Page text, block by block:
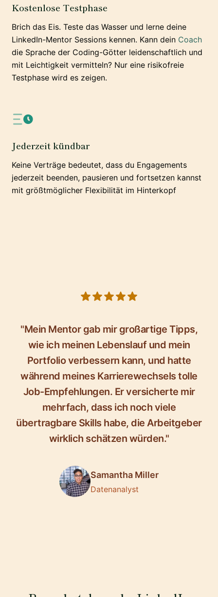
Kostenlose Testphase
Brich das Eis. Teste das Wasser und lerne deine
LinkedIn-Mentor Sessions kennen. Kann dein Coach
die Sprache der Coding-Götter leidenschaftlich und
mit Leichtigkeit vermitteln? Nur eine risikofreie
Testphase wird es zeigen.
Jederzeit kündbar
Keine Verträge bedeutet, dass du Engagements
jederzeit beenden, pausieren und fortsetzen kannst
mit größtmöglicher Flexibilität im Hinterkopf
"Mein Mentor gab mir großartige Tipps,
wie ich meinen Lebenslauf und mein
Portfolio verbessern kann, und hatte
während meines Karrierewechsels tolle
Job-Empfehlungen. Er versicherte mir
mehrfach, dass ich noch viele
übertragbare Skills habe, die Arbeitgeber
wirklich schätzen würden."
Samantha Miller
Datenanalyst